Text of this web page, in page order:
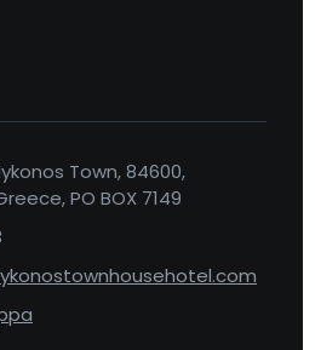
Town, 84600,
PO BOX 7149